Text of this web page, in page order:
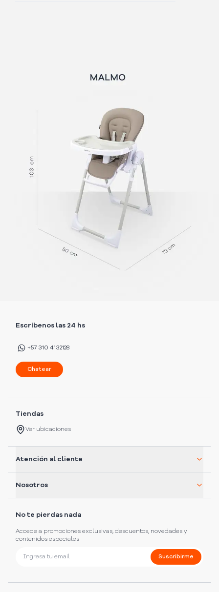
Escríbenos las 24 hs
+57 310 4132128
Chatear
Tiendas
Ver ubicaciones
Atención al cliente
Nosotros
No te pierdas nada
Accede a promociones exclusivas, descuentos, novedades y
contenidos especiales
Suscribirme